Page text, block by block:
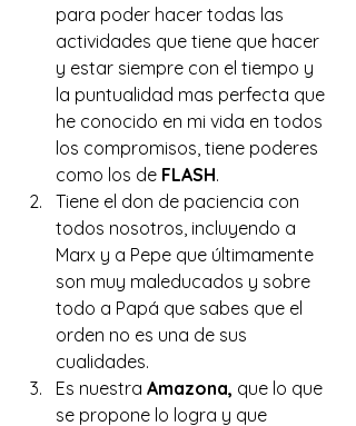
para poder hacer todas las
actividades que tiene que hacer
y estar siempre con el tiempo y
la puntualidad mas perfecta que
he conocido en mi vida en todos
los compromisos, tiene poderes
como los de FLASH.
Tiene el don de paciencia con
todos nosotros, incluyendo a
Marx y a Pepe que últimamente
son muy maleducados y sobre
todo a Papá que sabes que el
orden no es una de sus
cualidades.
Es nuestra Amazona, que lo que
se propone lo logra y que